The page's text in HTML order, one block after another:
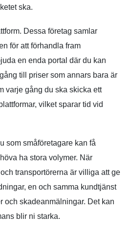
ska.
Dessa företag samlar
för att förhandla fram
en enda portal där du kan
till priser som annars bara är
varje gång du ska skicka ett
vilket sparar tid vid
som småföretagare kan få
ha stora volymer. När
transportörerna är villiga att ge
en och samma kundtjänst
och skadeanmälningar. Det kan
blir ni starka.